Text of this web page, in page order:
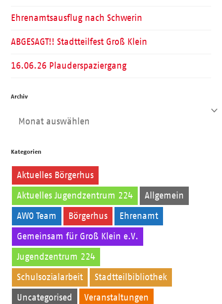
Ehrenamtsausflug nach Schwerin
ABGESAGT!! Stadtteilfest Groß Klein
16.06.26 Plauderspaziergang
Archiv
Archiv
Kategorien
Aktuelles Börgerhus
Aktuelles Jugendzentrum 224 Allgemein
AWO Team Börgerhus Ehrenamt
Gemeinsam für Groß Klein e.V.
Jugendzentrum 224
Schulsozialarbeit Stadtteilbibliothek
Uncategorised Veranstaltungen